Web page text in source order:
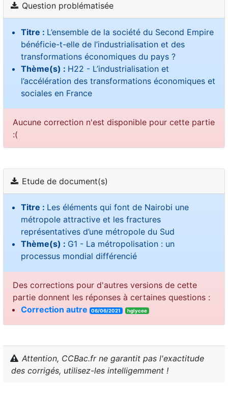
Question problématisée
Titre : L’ensemble de la société du Second Empire
bénéficie-t-elle de l’industrialisation et des
transformations économiques du pays ?
Thème(s) : H22 - L’industrialisation et
l’accélération des transformations économiques et
sociales en France
Aucune correction n'est disponible pour cette partie
:(
Etude de document(s)
Titre : Les éléments qui font de Nairobi une
métropole attractive et les fractures
représentatives d’une métropole du Sud
Thème(s) : G1 - La métropolisation : un
processus mondial différencié
Des corrections pour d'autres versions de cette
partie donnent les réponses à certaines questions :
Correction autre
06/06/2021 hglycee
Attention, CCBac.fr ne garantit pas l'exactitude
des corrigés, utilisez-les intelligemment !